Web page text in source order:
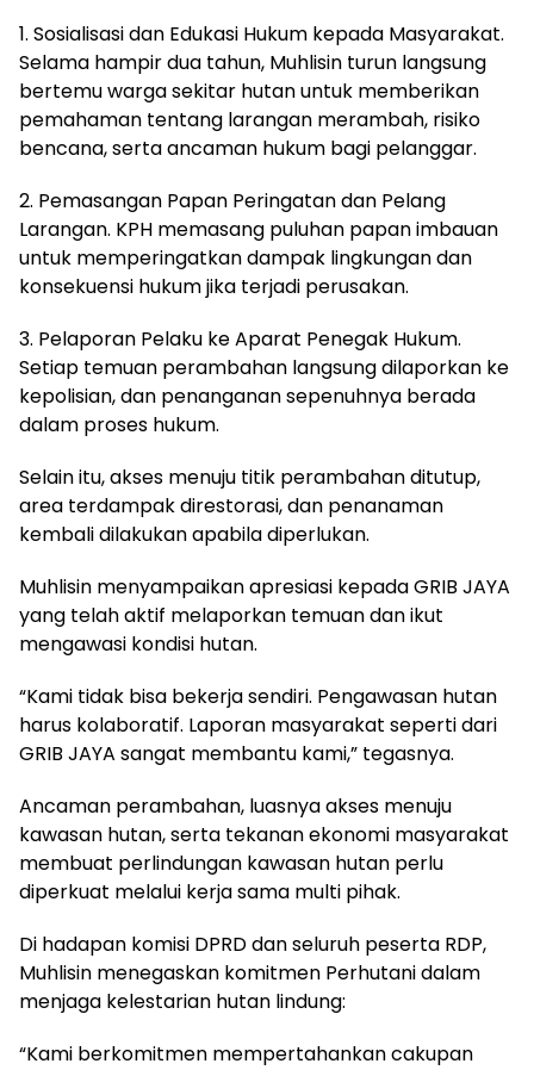
1. Sosialisasi dan Edukasi Hukum kepada Masyarakat.
Selama hampir dua tahun, Muhlisin turun langsung
bertemu warga sekitar hutan untuk memberikan
pemahaman tentang larangan merambah, risiko
bencana, serta ancaman hukum bagi pelanggar.
2. Pemasangan Papan Peringatan dan Pelang
Larangan. KPH memasang puluhan papan imbauan
untuk memperingatkan dampak lingkungan dan
konsekuensi hukum jika terjadi perusakan.
3. Pelaporan Pelaku ke Aparat Penegak Hukum.
Setiap temuan perambahan langsung dilaporkan ke
kepolisian, dan penanganan sepenuhnya berada
dalam proses hukum.
Selain itu, akses menuju titik perambahan ditutup,
area terdampak direstorasi, dan penanaman
kembali dilakukan apabila diperlukan.
Muhlisin menyampaikan apresiasi kepada GRIB JAYA
yang telah aktif melaporkan temuan dan ikut
mengawasi kondisi hutan.
“Kami tidak bisa bekerja sendiri. Pengawasan hutan
harus kolaboratif. Laporan masyarakat seperti dari
GRIB JAYA sangat membantu kami,” tegasnya.
Ancaman perambahan, luasnya akses menuju
kawasan hutan, serta tekanan ekonomi masyarakat
membuat perlindungan kawasan hutan perlu
diperkuat melalui kerja sama multi pihak.
Di hadapan komisi DPRD dan seluruh peserta RDP,
Muhlisin menegaskan komitmen Perhutani dalam
menjaga kelestarian hutan lindung:
“Kami berkomitmen mempertahankan cakupan